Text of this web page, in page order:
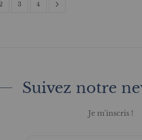
actuellement la page
Page Page
3 Page
4
Suivez notre
Je m'inscris !